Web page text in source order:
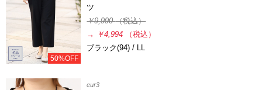
50%OFF
ツ
￥9,990（税込）
→
￥4,994
（税込）
ブラック(94) / LL
eur3